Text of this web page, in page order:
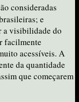
consideradas
e
a visibilidade do
facilmente
acessíveis. A
da quantidade
que começarem